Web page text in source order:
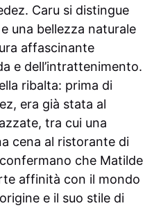
Caru si distingue
una bellezza naturale
affascinante
e dell’intrattenimento.
ribalta: prima di
era già stata al
tra cui una
cena al ristorante di
che Matilde
affinità con il mondo
e il suo stile di